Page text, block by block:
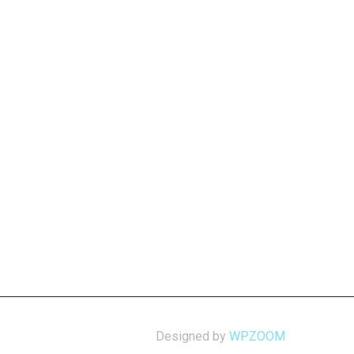
Designed by WPZOOM